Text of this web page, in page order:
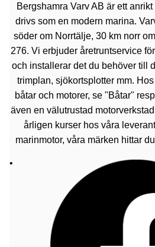
Bergshamra Varv AB är ett
drivs som en modern marina.
söder om Norrtälje, 30 km norr
276. Vi erbjuder åretruntservice
och installerar det du behöver till
trimplan, sjökortsplotter mm.
båtar och motorer, se "Båtar"
även en välutrustad
årligen kurser hos våra
marinmotor, våra märken hittar